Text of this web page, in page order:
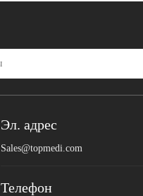
Эл. адрес
Sales@topmedi.com
Телефон